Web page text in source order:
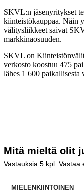
SKVL:n jäsenyritykset
kiinteistökauppaa. Näin
välitysliikkeet saivat
markkinaosuuden.
SKVL on
verkosto koostuu 475
lähes 1 600 paikallisesta
Mitä mieltä olit
Vastauksia 5 kpl. Vastaa
MIELENKIINTOINEN